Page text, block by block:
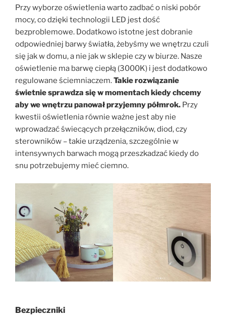
Przy wyborze oświetlenia warto zadbać o niski pobór
mocy, co dzięki technologii LED jest dość
bezproblemowe. Dodatkowo istotne jest dobranie
odpowiedniej barwy światła, żebyśmy we wnętrzu czuli
się jak w domu, a nie jak w sklepie czy w biurze. Nasze
oświetlenie ma barwę ciepłą (3000K) i jest dodatkowo
regulowane ściemniaczem.Takie rozwiązanie
świetnie sprawdza się w momentach kiedy chcemy
aby we wnętrzu panował przyjemny półmrok. Przy
kwestii oświetlenia równie ważne jest aby nie
wprowadzać świecących przełączników, diod, czy
sterowników – takie urządzenia, szczególnie w
intensywnych barwach mogą przeszkadzać kiedy do
snu potrzebujemy mieć ciemno.
Bezpieczniki